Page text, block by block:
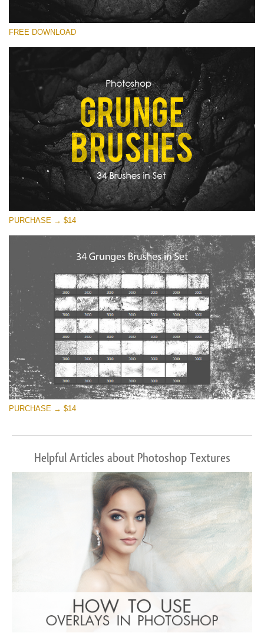
Please select
Small 800*533px
Olden Stone
(30 Textures)
Large 6000*4000px
Entire Collection
(1783 Overlays)
Large 6000*4000px
Free download
FREE DOWNLOAD
PURCHASE → $14
PURCHASE → $14
Helpful Articles about Photoshop Textures